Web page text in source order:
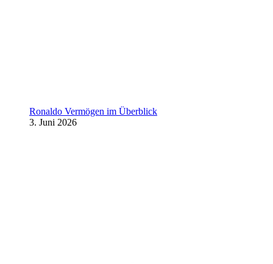
Ronaldo Vermögen im Überblick
3. Juni 2026